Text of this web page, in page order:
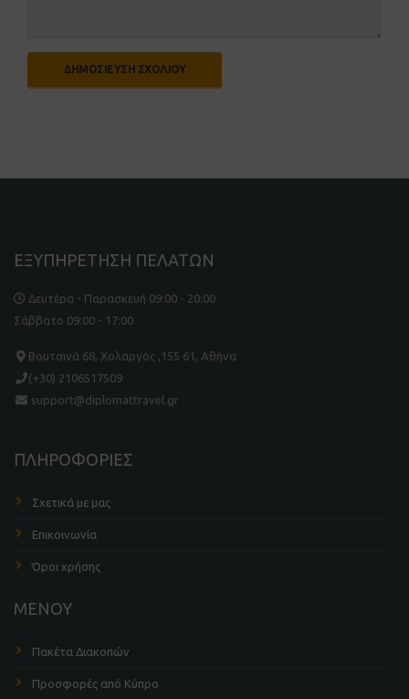
ΕΞΥΠΗΡΕΤΗΣΗ ΠΕΛΑΤΩΝ
Δευτέρα - Παρασκευή 09:00 - 20:00
Σάββατο 09:00 - 17:00
Βουτσινά 68, Χολαργός ,155 61, Αθήνα
(+30) 2106517509
support@diplomattravel.gr
ΠΛΗΡΟΦΟΡΙΕΣ
Σχετικά με μας
Επικοινωνία
Όροι χρήσης
ΜΕΝΟΥ
Πακέτα Διακοπών
Προσφορές από Κύπρο